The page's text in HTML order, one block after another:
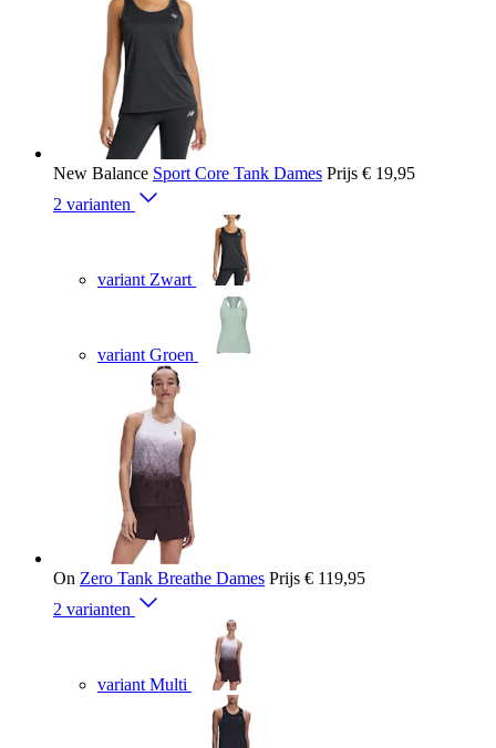
New Balance Sport Core Tank Dames Prijs € 19,95
2 varianten
variant Zwart
variant Groen
On Zero Tank Breathe Dames Prijs € 119,95
2 varianten
variant Multi